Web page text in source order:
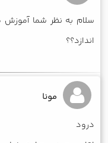
سلام به نظر شما آموزش
اندازد؟؟
مونا
درود